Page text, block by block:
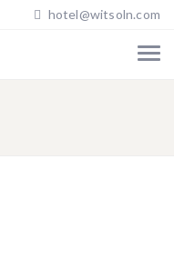
hotel@witsoln.com